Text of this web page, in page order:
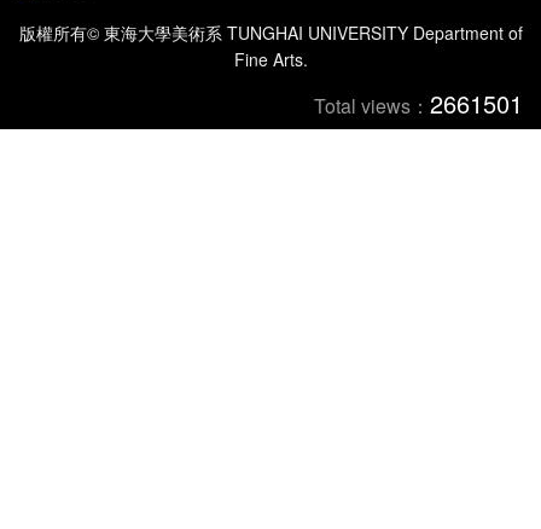
版權所有© 東海大學美術系 TUNGHAI UNIVERSITY Department of
Fine Arts.
Total views： 2661501